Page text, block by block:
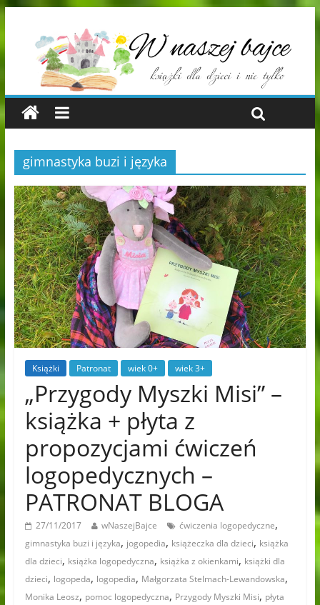
gimnastyka buzi i języka
Książki Patronat wiek 0+ wiek 3+
„Przygody Myszki Misi” –
książka + płyta z
propozycjami ćwiczeń
logopedycznych –
PATRONAT BLOGA
27/11/2017 wNaszejBajce ćwiczenia logopedyczne,
gimnastyka buzi i języka, jogopedia, książeczka dla dzieci, książka
dla dzieci, książka logopedyczna, książka z okienkami, książki dla
dzieci, logopeda, logopedia, Małgorzata Stelmach-Lewandowska,
Monika Leosz, pomoc logopedyczna, Przygody Myszki Misi, płyta